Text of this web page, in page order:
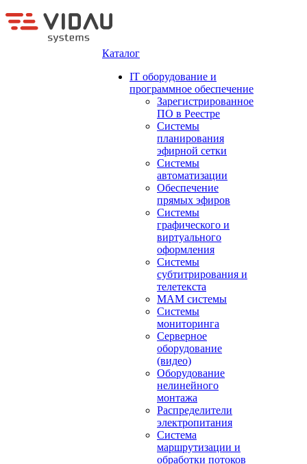
Каталог
IT оборудование и
программное обеспечение
Зарегистрированное
ПО в Реестре
Системы
планирования
эфирной сетки
Системы
автоматизации
Обеспечение
прямых эфиров
Системы
графического и
виртуального
оформления
Системы
субтитрирования и
телетекста
MAM системы
Системы
мониторинга
Серверное
оборудование
(видео)
Оборудование
нелинейного
монтажа
Распределители
электропитания
Система
маршрутизации и
обработки потоков